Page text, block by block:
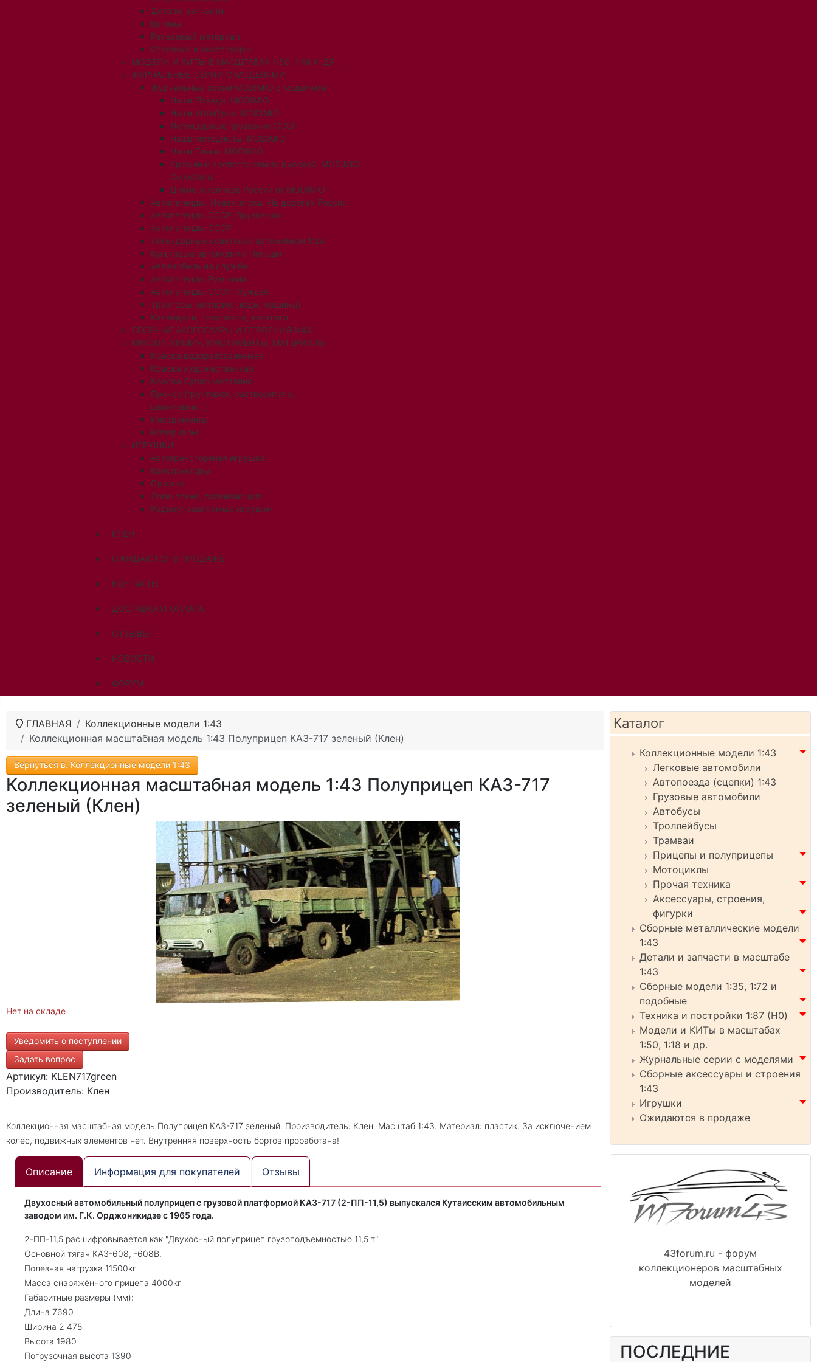
Детали, запчасти
Вагоны
Рельсовый материал
Строения и аксессуары
МОДЕЛИ И КИТЫ В МАСШТАБАХ 1:50, 1:18 И ДР.
ЖУРНАЛЬНЫЕ СЕРИИ С МОДЕЛЯМИ
Журнальные серии MODIMIO с моделями
Наши Поезда. MODIMIO
Наши Автобусы. MODIMIO
Легендарные грузовики СССР
Наши мотоциклы. MODIMIO
Наши Танки. MODIMIO
Кремли и крепости земли русской. MODIMIO
Collections
Дикие животные России от MODIMIO
Автолегенды. Новая эпоха. На дорогах России
Автолегенды СССР. Грузовики
Автолегенды СССР
Легендарные советские автомобили 1:24
Культовые автомобили Польши
Автомобиль на службе
Автолегенды Румынии
Автолегенды СССР. Лучшее
Тракторы (история, люди, машины)
Календари, проспекты, каталоги
СБОРНЫЕ АКСЕССУАРЫ И СТРОЕНИЯ 1:43
КРАСКИ, ХИМИЯ, ИНСТУМЕНТЫ, МАТЕРИАЛЫ
Краска водоразбавляемая
Краска художественная
Краска Супер металлик
Прочее (грунтовки, растворители,
шпаклевки...)
Инструменты
Материалы
ИГРУШКИ
Автотранспортная игрушка
Конструкторы
Оружие
Логические, развивающие
Радиоуправляемые игрушки
КЛЕН
ОЖИДАЮТСЯ В ПРОДАЖЕ
КОНТАКТЫ
ДОСТАВКА И ОПЛАТА
ОТЗЫВЫ
НОВОСТИ
ФОРУМ
ГЛАВНАЯ
Коллекционные модели 1:43
Коллекционная масштабная модель 1:43 Полуприцеп КАЗ-717 зеленый (Клен)
Вернуться в: Коллекционные модели 1:43
Коллекционная масштабная модель 1:43 Полуприцеп КАЗ-717
зеленый (Клен)
Нет на складе
Уведомить о поступлении
Задать вопрос
Артикул: KLEN717green
Производитель: Клен
Коллекционная масштабная модель Полуприцеп КАЗ-717 зеленый. Производитель: Клен. Масштаб 1:43. Материал: пластик. За исключением
колес, подвижных элементов нет. Внутренняя поверхность бортов проработана!
Описание Информация для покупателей Отзывы
Двухосный автомобильный полуприцеп с грузовой платформой КАЗ-717 (2-ПП-11,5) выпускался Кутаисским автомобильным
заводом им. Г.К. Орджоникидзе с 1965 года.
2-ПП-11,5 расшифровывается как "Двухосный полуприцеп грузоподъемностью 11,5 т"
Основной тягач КАЗ-608, -608В.
Полезная нагрузка 11500кг
Масса снаряжённого прицепа 4000кг
Габаритные размеры (мм):
Длина 7690
Ширина 2 475
Высота 1980
Погрузочная высота 1390
Каталог
Коллекционные модели 1:43
Легковые автомобили
Автопоезда (сцепки) 1:43
Грузовые автомобили
Автобусы
Троллейбусы
Трамваи
Прицепы и полуприцепы
Мотоциклы
Прочая техника
Аксессуары, строения,
фигурки
Сборные металлические модели
1:43
Детали и запчасти в масштабе
1:43
Сборные модели 1:35, 1:72 и
подобные
Техника и постройки 1:87 (H0)
Модели и КИТы в масштабах
1:50, 1:18 и др.
Журнальные серии с моделями
Сборные аксессуары и строения
1:43
Игрушки
Ожидаются в продаже
43forum.ru - форум
коллекционеров масштабных
моделей
ПОСЛЕДНИЕ